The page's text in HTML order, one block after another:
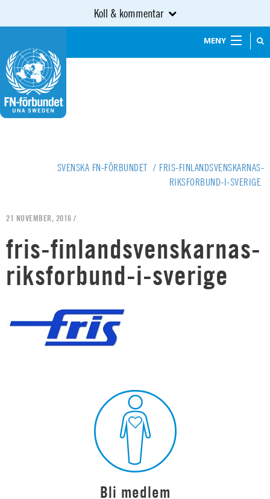
Koll & kommentar
MENY
SVENSKA FN-FÖRBUNDET / FRIS-FINLANDSVENSKARNAS-
RIKSFORBUND-I-SVERIGE
21 NOVEMBER, 2016 /
fris-finlandsvenskarnas-
riksforbund-i-sverige
Bli medlem